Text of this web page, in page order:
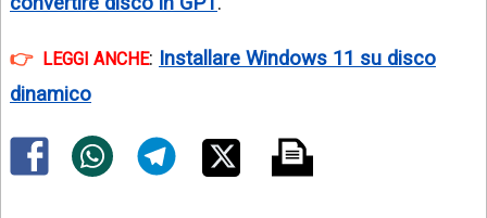
LEGGI ANCHE: Installare Windows 11 su disco
dinamico